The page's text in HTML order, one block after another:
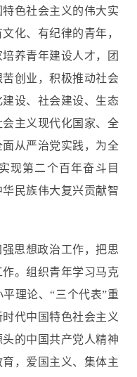
色社会主义的伟大实
化、有纪律的青年，
养青年建设人才，团
创业，积极推动社会
设、社会建设、生态
主义现代化国家、全
从严治党实践，为全
现第二个百年奋斗目
民族伟大复兴贡献智
思想政治工作，把思
。组织青年学习马克
理论、“三个代表”重
代中国特色社会主义
的中国共产党人精神
，爱国主义、集体主